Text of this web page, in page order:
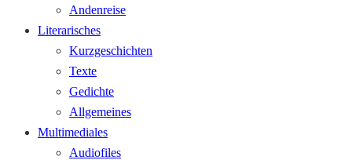
Andenreise
Literarisches
Kurzgeschichten
Texte
Gedichte
Allgemeines
Multimediales
Audiofiles